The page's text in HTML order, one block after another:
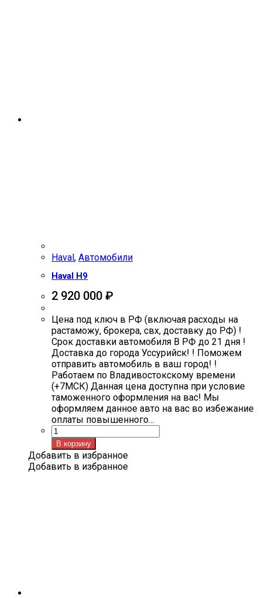
Haval, Автомобили
Haval H9
2 920 000 ₽
Цена под ключ в РФ (включая расходы на
растаможу, брокера, свх, доставку до РФ) !
Срок доставки автомобиля В РФ до 21 дня !
Доставка до города Уссурийск! ! Поможем
отправить автомобиль в ваш город! !
Работаем по Владивостокскому времени
(+7МСК) Данная цена доступна при условие
таможенного оформления на вас! Мы
оформляем данное авто на вас во избежание
оплаты повышенного…
Количество
товара
Haval
H9
В корзину
Добавить в избранное
Добавить в избранное